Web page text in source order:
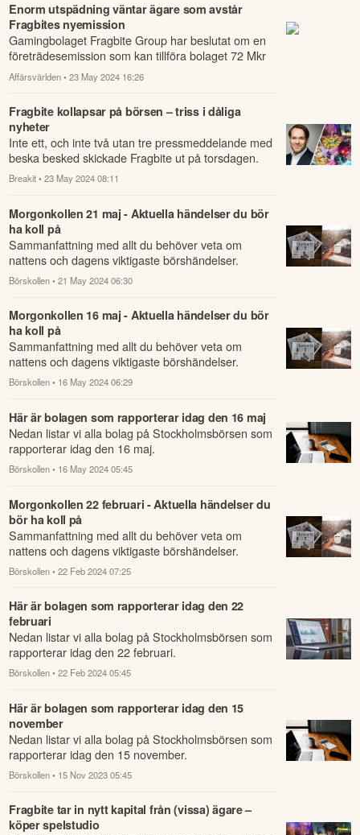
Enorm utspädning väntar ägare som avstår
Fragbites nyemission
Gamingbolaget Fragbite Group har beslutat om en
företrädesemission som kan tillföra bolaget 72 Mkr
före kostnader.
Affärsvärlden • 23 May 2024 16:26
Fragbite kollapsar på börsen – triss i dåliga
nyheter
Inte ett, och inte två utan tre pressmeddelande med
beska besked skickade Fragbite ut på torsdagen.
Breakit • 23 May 2024 08:11
Morgonkollen 21 maj - Aktuella händelser du bör
ha koll på
Sammanfattning med allt du behöver veta om
nattens och dagens viktigaste börshändelser.
Börskollen • 21 May 2024 06:30
Morgonkollen 16 maj - Aktuella händelser du bör
ha koll på
Sammanfattning med allt du behöver veta om
nattens och dagens viktigaste börshändelser.
Börskollen • 16 May 2024 06:29
Här är bolagen som rapporterar idag den 16 maj
Nedan listar vi alla bolag på Stockholmsbörsen som
rapporterar idag den 16 maj.
Börskollen • 16 May 2024 05:45
Morgonkollen 22 februari - Aktuella händelser du
bör ha koll på
Sammanfattning med allt du behöver veta om
nattens och dagens viktigaste börshändelser.
Börskollen • 22 Feb 2024 07:25
Här är bolagen som rapporterar idag den 22
februari
Nedan listar vi alla bolag på Stockholmsbörsen som
rapporterar idag den 22 februari.
Börskollen • 22 Feb 2024 05:45
Här är bolagen som rapporterar idag den 15
november
Nedan listar vi alla bolag på Stockholmsbörsen som
rapporterar idag den 15 november.
Börskollen • 15 Nov 2023 05:45
Fragbite tar in nytt kapital från (vissa) ägare –
köper spelstudio